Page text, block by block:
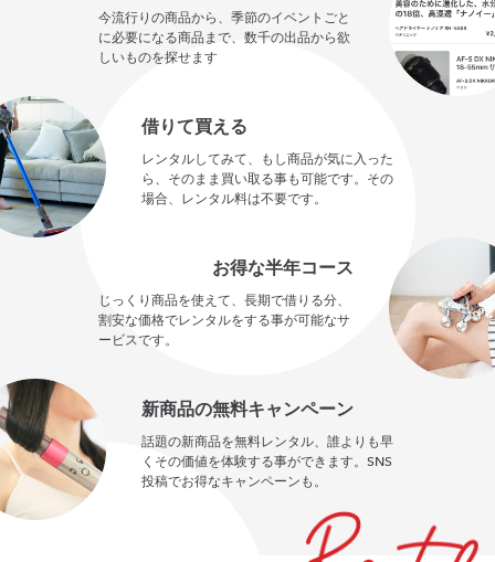
今流行りの商品から、季節のイベントごと
に必要になる商品まで、数千の出品から欲
しいものを探せます
借りて買える
レンタルしてみて、もし商品が気に入った
ら、そのまま買い取る事も可能です。その
場合、レンタル料は不要です。
お得な半年コース
じっくり商品を使えて、長期で借りる分、
割安な価格でレンタルをする事が可能なサ
ービスです。
新商品の無料キャンペーン
話題の新商品を無料レンタル、誰よりも早
くその価値を体験する事ができます。SNS
投稿でお得なキャンペーンも。